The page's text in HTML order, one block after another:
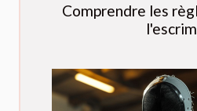
Comprendre les